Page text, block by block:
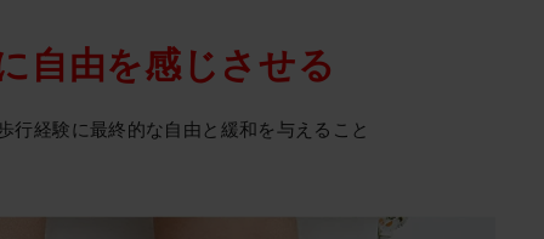
自由を感じさせる
行経験に最終的な自由と緩和を与えること